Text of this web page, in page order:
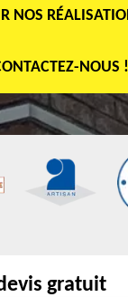
NOS
NOUS !
gratuit